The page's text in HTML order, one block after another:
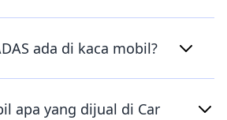
ada di kaca mobil?
apa yang dijual di Car